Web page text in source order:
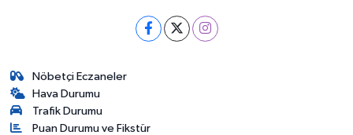
Nöbetçi Eczaneler
Hava Durumu
Trafik Durumu
Puan Durumu ve Fikstür